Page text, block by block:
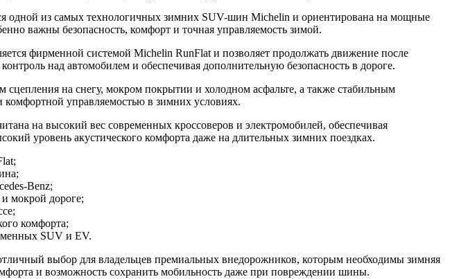
одной из самых технологичных зимних SUV-шин Michelin и ориентирована на мощные
важны безопасность, комфорт и точная управляемость зимой.
фирменной системой Michelin RunFlat и позволяет продолжать движение после
над автомобилем и обеспечивая дополнительную безопасность в дороге.
на снегу, мокром покрытии и холодном асфальте, а также стабильным
комфортной управляемостью в зимних условиях.
на высокий вес современных кроссоверов и электромобилей, обеспечивая
уровень акустического комфорта даже на длительных зимних поездках.
Benz;
мокрой дороге;
комфорта;
SUV и EV.
выбор для владельцев премиальных внедорожников, которым необходимы зимняя
и возможность сохранить мобильность даже при повреждении шины.